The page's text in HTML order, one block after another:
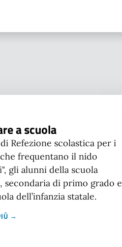
a scuola
Refezione scolastica per i
frequentano il nido
gli alunni della scuola
secondaria di primo grado e
dell’infanzia statale.
→